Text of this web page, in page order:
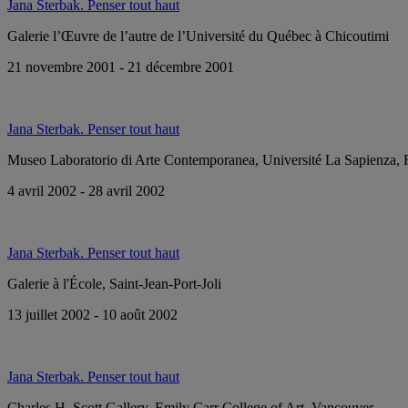
Jana Sterbak. Penser tout haut
Galerie l’Œuvre de l’autre de l’Université du Québec à Chicoutimi
21 novembre 2001 - 21 décembre 2001
Jana Sterbak. Penser tout haut
Museo Laboratorio di Arte Contemporanea, Université La Sapienza,
4 avril 2002 - 28 avril 2002
Jana Sterbak. Penser tout haut
Galerie à l'École, Saint-Jean-Port-Joli
13 juillet 2002 - 10 août 2002
Jana Sterbak. Penser tout haut